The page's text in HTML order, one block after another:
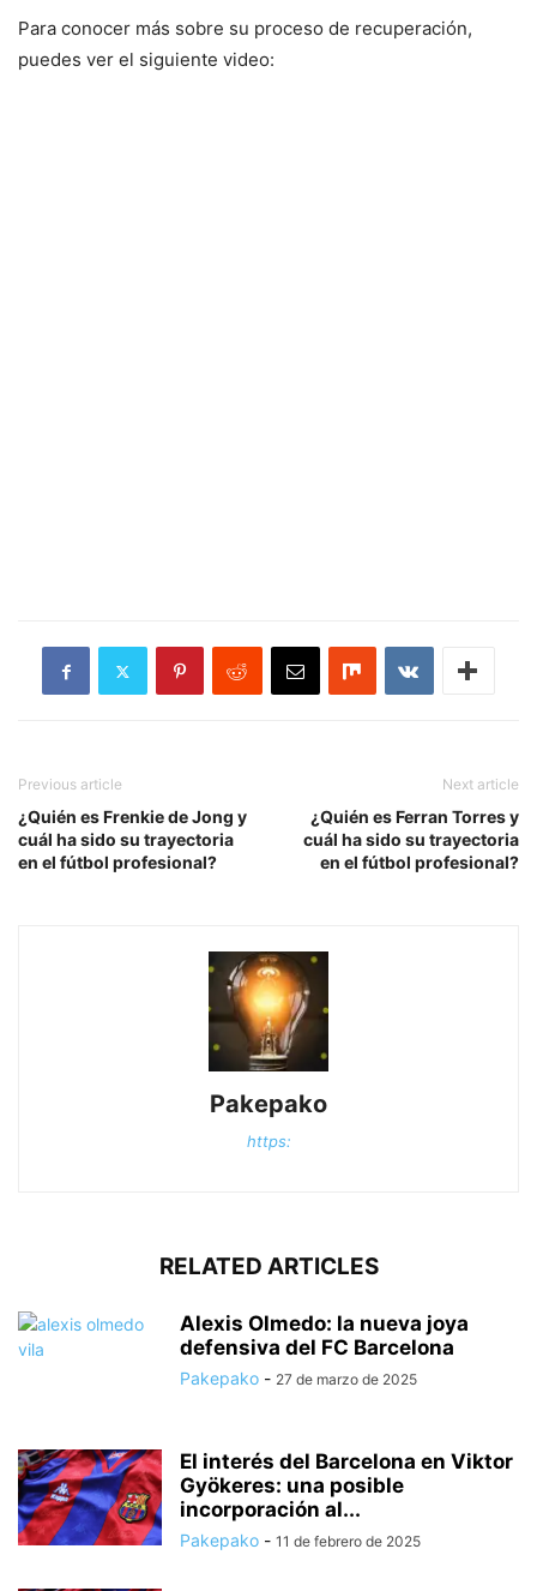
Para conocer más sobre su proceso de recuperación,
puedes ver el siguiente video:
Previous article
¿Quién es Frenkie de Jong y
cuál ha sido su trayectoria
en el fútbol profesional?
Next article
¿Quién es Ferran Torres y
cuál ha sido su trayectoria
en el fútbol profesional?
Pakepako
https:
RELATED ARTICLES
Alexis Olmedo: la nueva joya
defensiva del FC Barcelona
Pakepako - 27 de marzo de 2025
El interés del Barcelona en Viktor
Gyökeres: una posible
incorporación al...
Pakepako - 11 de febrero de 2025